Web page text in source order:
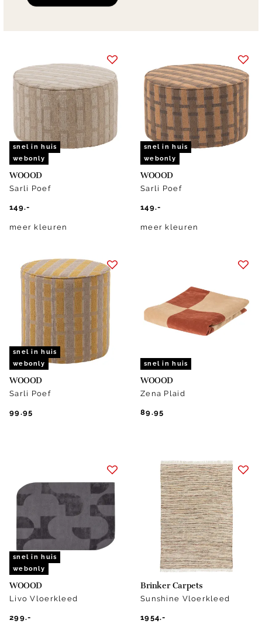
snel in huis
webonly
WOOOD
Sarli Poef
149.-
meer kleuren
snel in huis
webonly
WOOOD
Sarli Poef
149.-
meer kleuren
snel in huis
webonly
WOOOD
Sarli Poef
99.95
snel in huis
WOOOD
Zena Plaid
89.95
snel in huis
webonly
WOOOD
Livo Vloerkleed
299.-
Brinker Carpets
Sunshine Vloerkleed
1954.-